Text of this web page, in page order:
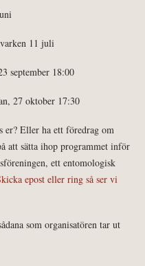
11 juli
september 18:00
27 oktober 17:30
Eller ha ett föredrag om
att sätta ihop programmet inför
ett entomologisk
epost eller ring så ser vi
som organisatören tar ut